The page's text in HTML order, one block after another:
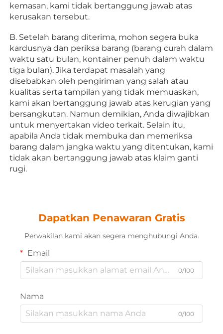
kemasan, kami tidak bertanggung jawab atas
kerusakan tersebut.
B. Setelah barang diterima, mohon segera buka
kardusnya dan periksa barang (barang curah dalam
waktu satu bulan, kontainer penuh dalam waktu
tiga bulan). Jika terdapat masalah yang
disebabkan oleh pengiriman yang salah atau
kualitas serta tampilan yang tidak memuaskan,
kami akan bertanggung jawab atas kerugian yang
bersangkutan. Namun demikian, Anda diwajibkan
untuk menyertakan video terkait. Selain itu,
apabila Anda tidak membuka dan memeriksa
barang dalam jangka waktu yang ditentukan, kami
tidak akan bertanggung jawab atas klaim ganti
rugi.
Dapatkan Penawaran Gratis
Perwakilan kami akan segera menghubungi Anda.
Email
0/100
Nama
0/100